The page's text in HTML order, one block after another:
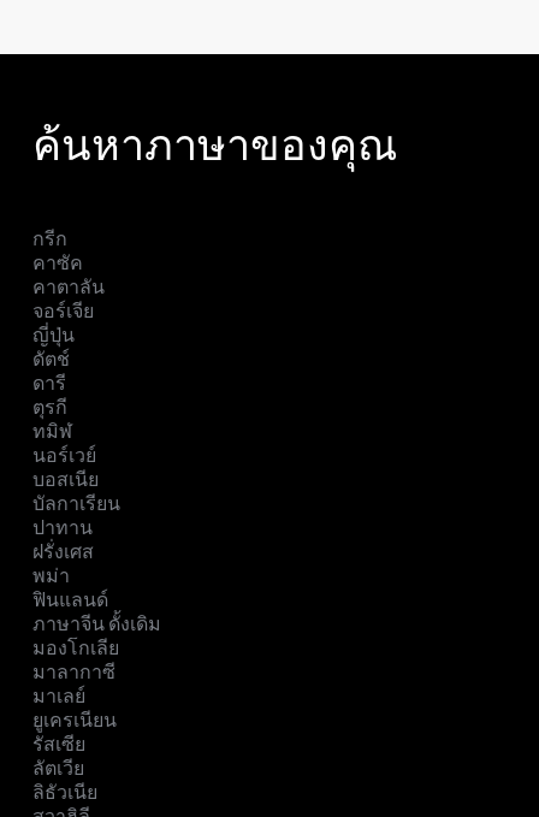
ค้นหาภาษาของคุณ
กรีก
คาซัค
คาตาลัน
จอร์เจีย
ญี่ปุ่น
ดัตช์
ดารี
ตุรกี
ทมิฬ
นอร์เวย์
บอสเนีย
บัลกาเรียน
ปาทาน
ฝรั่งเศส
พม่า
ฟินแลนด์
ภาษาจีน ดั้งเดิม
มองโกเลีย
มาลากาซี
มาเลย์
ยูเครเนียน
รัสเซีย
ลัตเวีย
ลิธัวเนีย